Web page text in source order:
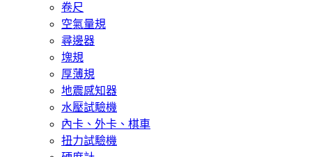
卷尺
空氣量規
尋邊器
塊規
厚薄規
地震感知器
水壓試驗機
內卡、外卡、棋車
扭力試驗機